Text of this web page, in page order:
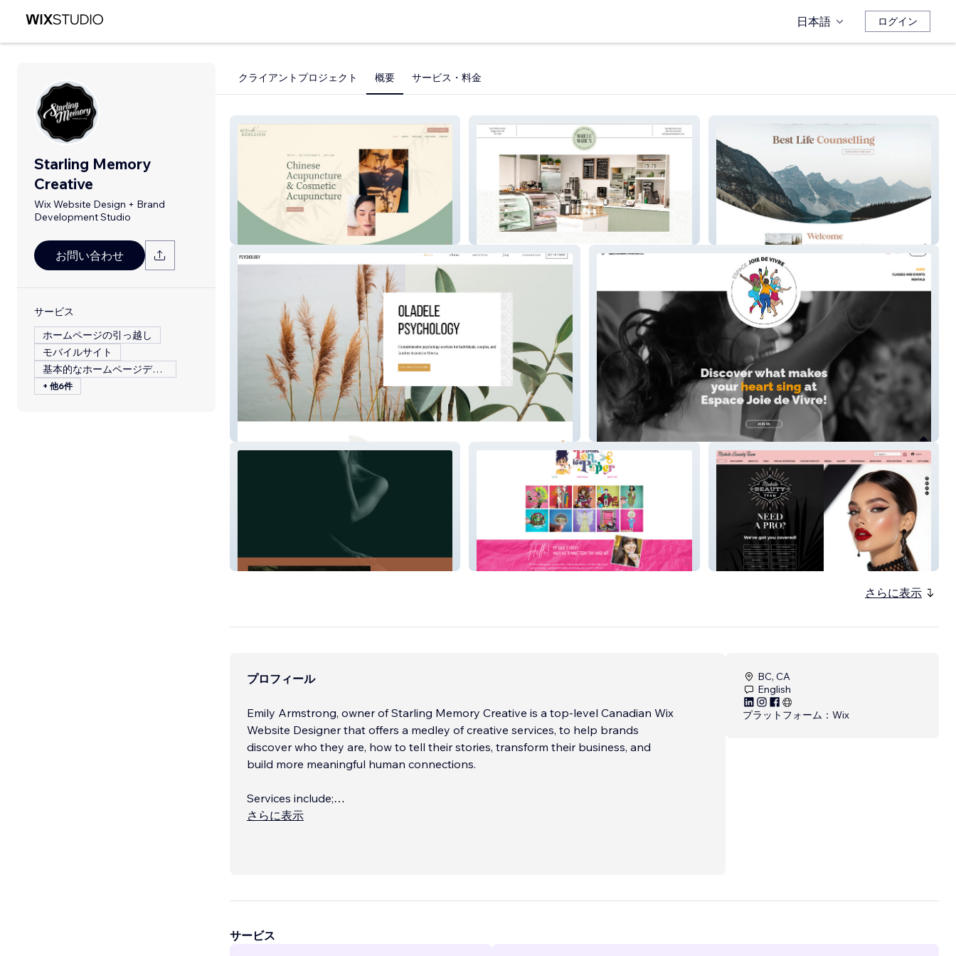
日本語 ログイン
Starling Memory
Creative
Wix Website Design + Brand
Development Studio
お問い合わせ
サービス
ホームページの引っ越し
モバイルサイト
基本的なホームページデザイン
+ 他6件
クライアントプロジェクト 概要 サービス・料金
Acu With Ashleigh Mabel & Marie's Best Life Counselling
Espace Joie De Vivre
Kari Assoignon From Pen to Paper Mobile Beauty Team
さらに表示
プロフィール
Emily Armstrong, owner of Starling Memory Creative is a top-level Canadian Wix
Website Designer that offers a medley of creative services, to help brands
discover who they are, how to tell their stories, transform their business, and
build more meaningful human connections.
Services include;
• Wix Website Design
さらに表示
BC, CA
English
プラットフォーム： Wix
サービス